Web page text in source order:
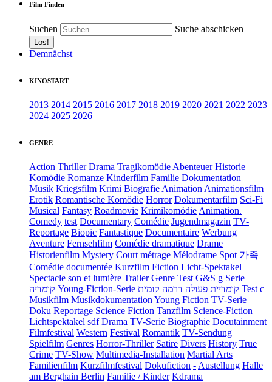
Film Finden
Suchen Suche abschicken
Demnächst
KINOSTART
2013 2014 2015 2016 2017 2018 2019 2020 2021 2022 2023
2024 2025 2026
GENRE
Action Thriller Drama Tragikomödie Abenteuer Historie
Komödie Romanze Kinderfilm Familie Dokumentation
Musik Kriegsfilm Krimi Biografie Animation Animationsfilm
Erotik Romantische Komödie Horror Dokumentarfilm Sci-Fi
Musical Fantasy Roadmovie Krimikomödie Animation.
Comedy test Documentary Comédie Jugendmagazin TV-
Reportage Biopic Fantastique Documentaire Werbung
Aventure Fernsehfilm Comédie dramatique Drame
Historienfilm Mystery Court métrage Mélodrame Spot 가족
Comédie documentée Kurzfilm Fiction Licht-Spektakel
Spectacle son et lumière Trailer Genre Test G&S g Serie
קומדיה Young-Fiction-Serie קומדיית פעולה דרמה קומית
Test c
Musikfilm Musikdokumentation Young Fiction TV-Serie
Doku Reportage Science Fiction Tanzfilm Science-Fiction
Lichtspektakel sdf Drama TV-Serie Biographie Docutainment
Filmfestival Western Festival Romantik TV-Sendung
Spielfilm Genres Horror-Thriller Satire Divers History True
Crime TV-Show Multimedia-Installation Martial Arts
Familienfilm Kurzfilmfestival Dokufiction - Austellung Halle
am Berghain Berlin Familie / Kinder Kdrama